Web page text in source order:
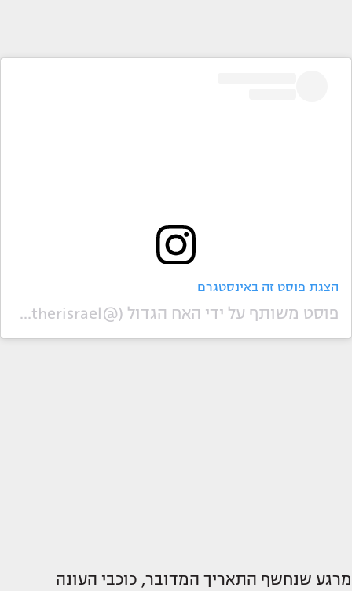
הצגת פוסט זה באינסטגרם
פוסט משותף על ידי ‏‎האח הגדול‎‏ (@‏‎bigbrotherisrael‎‏)
מרגע שנחשף התאריך המדובר, כוכבי העונה